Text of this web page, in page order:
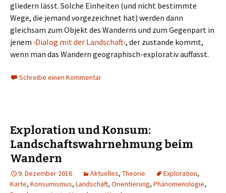
gliedern lässt. Solche Einheiten (und nicht bestimmte
Wege, die jemand vorgezeichnet hat) werden dann
gleichsam zum Objekt des Wanderns und zum Gegenpart in
jenem ›Dialog mit der Landschaft‹, der zustande kommt,
wenn man das Wandern geographisch-explorativ auffasst.
Schreibe einen Kommentar
Exploration und Konsum:
Landschaftswahrnehmung beim
Wandern
9. Dezember 2016 Aktuelles, Theorie Exploration,
Karte, Konsumismus, Landschaft, Orientierung, Phänomenologie,